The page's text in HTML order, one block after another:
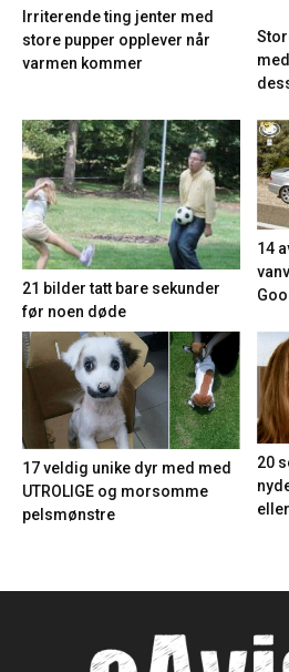
Irriterende ting jenter med
store pupper opplever når
varmen kommer
21 bilder tatt bare sekunder
før noen døde
14
17 veldig unike dyr med med
UTROLIGE og morsomme
pelsmønstre
20